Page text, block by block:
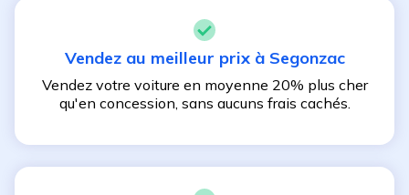
Vendez au meilleur prix à Segonzac
Vendez votre voiture en moyenne 20% plus cher
qu'en concession, sans aucuns frais cachés.